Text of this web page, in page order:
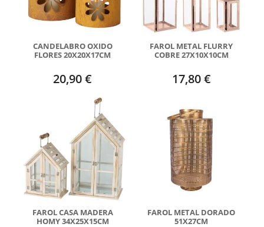
CANDELABRO OXIDO
FLORES 20X20X17CM
20,90 €
FAROL METAL FLURRY
COBRE 27X10X10CM
17,80 €
FAROL CASA MADERA
HOMY 34X25X15CM
FAROL METAL DORADO
51X27CM